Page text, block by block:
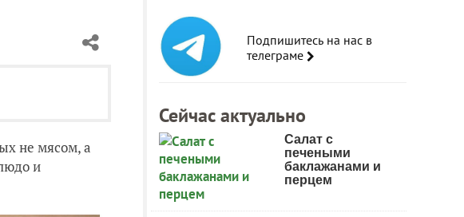
не мясом, а
и
Подпишитесь на нас в
телеграме
Сейчас актуально
Салат с
печеными
баклажанами и
перцем